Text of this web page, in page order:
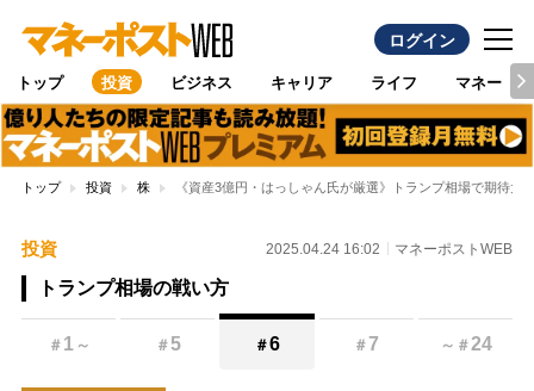
ログイン
トップ 投資 ビジネス キャリア ライフ マネー
トップ 投資 株 《資産3億円・はっしゃん氏が厳選》トランプ相場で期待
投資 2025.04.24 16:02 マネーポストWEB
トランプ相場の戦い方
＃ 1 ～ ＃5 ＃6 ＃7 ～ ＃24